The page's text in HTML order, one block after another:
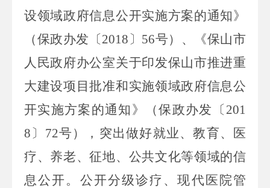
设领域政府信息公开实施方案的通知》
（保政办发〔2018 〕 56号）、《保山市
人民政府办公室关于印发保山市推进重
大建设项目批准和实施领域政府信息公
开实施方案的通知》（保政办发〔 201
8 〕 72号），突出做好就业、教育、医
疗、养老、征地、公共文化等领域的信
息公开 。 公开分级诊疗、现代医院管